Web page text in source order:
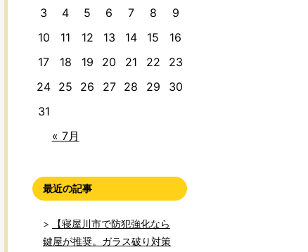
« 7月
3
4 5 6 7 8
9
10
11 12 13 14 15
16
17
18 19 20 21 22
23
24 25 26 27 28 29
30
31
最近の記事
【寝屋川市で防犯強化なら
鍵屋が推奨。ガラス破り対策